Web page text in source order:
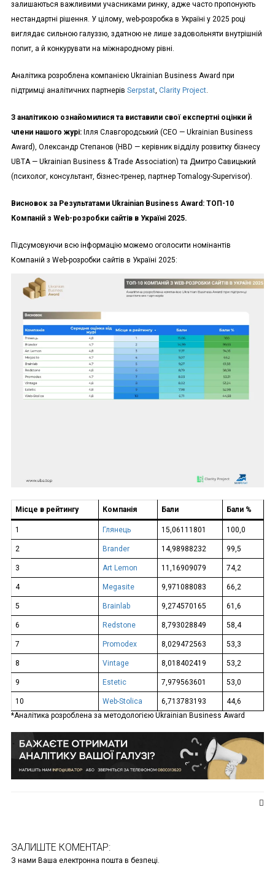
залишаються важливими учасниками ринку, адже часто пропонують
нестандартні рішення. У цілому, web-розробка в Україні у 2025 році
виглядає сильною галуззю, здатною не лише задовольняти внутрішній
попит, а й конкурувати на міжнародному рівні.
Аналітика розроблена компанією Ukrainian Business Award при
підтримці аналітичних партнерів Serpstat, Clarity Project.
З аналітикою ознайомилися та виставили свої експертні оцінки й
члени нашого журі:Ілля Славгородський (СЕО — Ukrainian Business
Award), Олександр Степанов (HBD — керівник відділу розвитку бізнесу
UBTA — Ukrainian Business & Trade Association) та Дмитро Савицький
(психолог, консультант, бізнес-тренер, партнер Tomalogy-Supervisor).
Висновок за Результатами Ukrainian Business Award: ТОП-10
Компаній з Web-розробки сайтів в Україні 2025.
Підсумовуючи всю інформацію можемо оголосити номінантів
Компаній з Web-розробки сайтів в Україні 2025:
Місце в рейтингу Компанія Бали Бали %
1 Глянець 15,06111801 100,0
2 Brander 14,98988232 99,5
3 Art Lemon 11,16909079 74,2
4 Megasite 9,971088083 66,2
5 Brainlab 9,274570165 61,6
6 Redstone 8,793028849 58,4
7 Promodex 8,029472563 53,3
8 Vintage 8,018402419 53,2
9 Estetic 7,979563601 53,0
10 Web-Stolica 6,713783193
44,6
*Аналітика розроблена за методологією Ukrainian Business Award
ЗАЛИШТЕ КОМЕНТАР:
З нами Ваша електронна пошта в безпеці.